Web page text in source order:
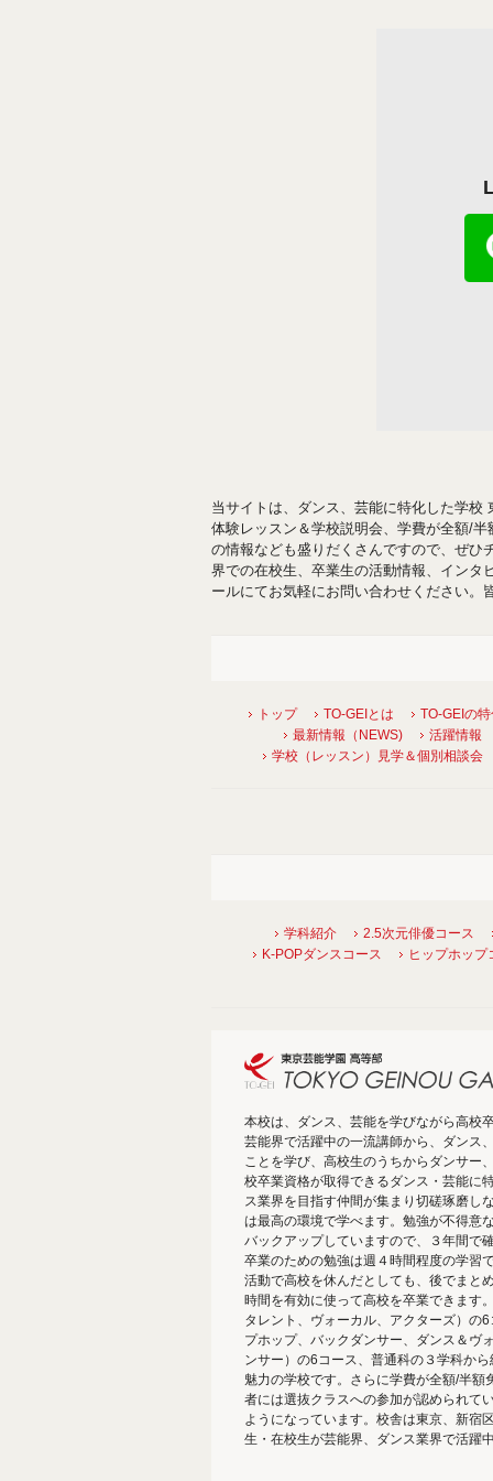
当サイトは、ダンス、芸能に特化した学
体験レッスン＆学校説明会、学費が全額/
の情報なども盛りだくさんですので、ぜひ
界での在校生、卒業生の活動情報、インタ
ールにてお気軽にお問い合わせください。
トップ TO-GEIとは TO-GEIの
最新情報（NEWS)
活躍情報
学校（レッスン）見学＆個別相談会
学科紹介 2.5次元俳優コース
K-POPダンスコース
ヒップホップ
本校は、ダンス、芸能を学びながら高校
芸能界で活躍中の一流講師から、ダンス
ことを学び、高校生のうちからダンサー
校卒業資格が取得できるダンス・芸能に
ス業界を目指す仲間が集まり切磋琢磨し
は最高の環境で学べます。勉強が不得意
バックアップしていますので、３年間で
卒業のための勉強は週４時間程度の学習
活動で高校を休んだとしても、後でまと
時間を有効に使って高校を卒業できます
タレント、ヴォーカル、アクターズ）の
プホップ、バックダンサー、ダンス＆ヴ
ンサー）の6コース、普通科の３学科か
魅力の学校です。さらに学費が全額/半
者には選抜クラスへの参加が認められて
ようになっています。校舎は東京、新宿
生・在校生が芸能界、ダンス業界で活躍中